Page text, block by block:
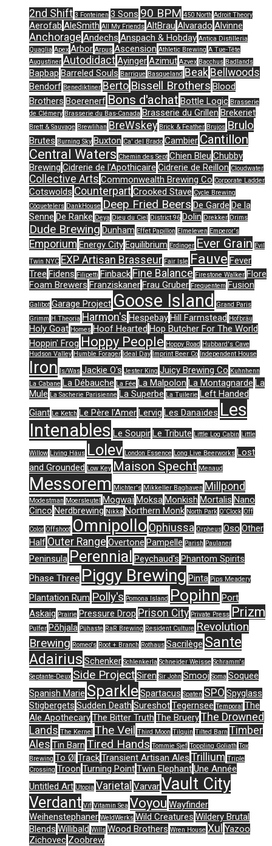
2nd Shift 3 Fonteinen 3 Sons 90 BPM 450 North Adroit Theory
Aerofab AleSmith All My Friends AltBrau Alvarado Alvinne
Anchorage Andechs Anspach & Hobday Antica Distilleria
Quaglia Apex Arbor Arpus Ascension Athletic Brewing A Tue-Tête
Augustiner AutodidactAyingerAzimut Azvex Bacchus Badlands
Bapbap Barreled Souls Barrique Basqueland Beak Bellwoods
Bendorf Benediktiner Berto Bissell Brothers Blood
Brothers Boerenerf Bons d'achat Bottle Logic Brasserie
de Clémery Brasserie du Bas-Canada Brasserie du Grillen Brekeriet
Brett & Sauvage Brewlihan BreWskey Brick & Feather Brujos Brulo
Brutes Burning Sky Buxton Ca' del Brado Cambier Cantillon
Central Waters Chemin des Sept Chien Bleu Chubby
Brewing Cidrerie de l'Apothicaire Cidrerie de Reillon Cloudwater
Collective Arts Commonwealth Brewing Co Corporate Ladder
Cotswolds CounterpartCrooked Stave Cycle Brewing
Côquetelers DankHouse Deep Fried Beers De Garde De la
Senne De Ranke Deya Dieu du Ciel District 96 Dolin Drekker Drims
Dude Brewing Dunham Effet Papillon Elmeleven Emperor's
Emporium Energy CityEquilibrium Erdinger Ever Grain Evil
Twin NYC EXP Artisan Brasseur Fair Isle Fauve Fever
Tree Fidens Filipetti Finback Fine Balance Firestone Walker Flore
Foam Brewers FranziskanerFrau Gruber Frequentem Fusion
Galibot Garage Project Goose Island
Grand Paris
Grimm H.Theoria Harmon's HespebayHill Farmstead Hofbräu
Holy Goat Homes Hoof Hearted Hop Butcher For The World
Hoppin' Frog Hoppy People Hoppy Road Hubbard's Cave
Hudson Valley Humble Forager Ideal Day Imprint Beer Co Independent House
Iron Is/Was Jackie O's Jester King Juicy Brewing Co Kuhnhenn
La Cabane La Débauche La Fée La Malpolon La Montagnarde La
Mule La Sacherie Parisienne La Superbe La Tuilerie Left Handed
Giant Le Ketch Le Père l'AmerLervig Les Danaïdes Les
Intenables Le SoupirLe Tribute Little Log Cabin Little
Willow Living Häus Lolev London Essence Long Live Beerworks Lost
and Grounded Low Key Maison Specht Menaud
Messorem Michter's Mikkeller Baghaven Millpond
Modestman Moersleutel MogwaïMoksaMonkish Mortalis Nano
Cinco Nerdbrewing Nikka Northern Monk North Park O'Clock Off
Color Offshoot Omnipollo Ophiussa Orpheus Oso Other
Half Outer Range Overtone Pampelle Parish Paulaner
Peninsula Perennial Peychaud's Phantom Spirits
Phase Three Piggy Brewing Pinta Pips Meadery
Plantation Rum Polly's Pomona Island Popihn Port
Askaig Prairie Pressure Drop Prison City Private Press Prizm
Pulfer Põhjala Pühaste RaR Brewing Resident Culture Revolution
Brewing Romeo's Root + Branch Rothaus Sacrilège Sante
Adairius Schenker Schlenkerla Schneider Weisse Schramm's
Septante-Deux Side ProjectSiren Sir John Smooj Soma Soquee
Spanish Marie SparkleSpartacus Spaten SPO Spyglass
Stigbergets Sudden Death SureshotTegernsee Temporal The
Ale ApothecaryThe Bitter Truth The BrueryThe Drowned
Lands The Kernel The Veil Third Moon Tilquin Tilted Barn Timber
Ales Tin Barn Tired Hands Tommie Sjef Toppling Goliath Tox
Brewing To Øl TrackTransient Artisan Ales Trillium Triple
Crossing Troon Turning PointTwin ElephantUne Année
Untitled Art Utopia Varietal VarvarVault City
Verdant Vif Vitamin Sea Voyou Wayfinder
Weihenstephaner WeldWerks Wild Creatures Wildery Brutal
Blends Willibald Wills Wood Brothers Wren House Xul Yazoo
Zichovec Zoobrew